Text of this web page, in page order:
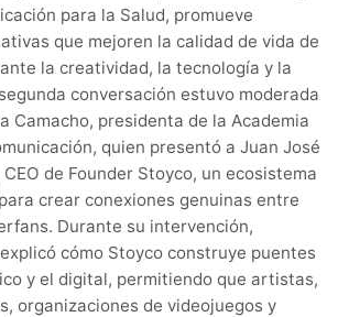
para la Salud, promueve
que mejoren la calidad de vida de
la creatividad, la tecnología y la
conversación estuvo moderada
Camacho, presidenta de la Academia
quien presentó a Juan José
de Founder Stoyco, un ecosistema
crear conexiones genuinas entre
Durante su intervención,
cómo Stoyco construye puentes
y el digital, permitiendo que artistas,
organizaciones de videojuegos y